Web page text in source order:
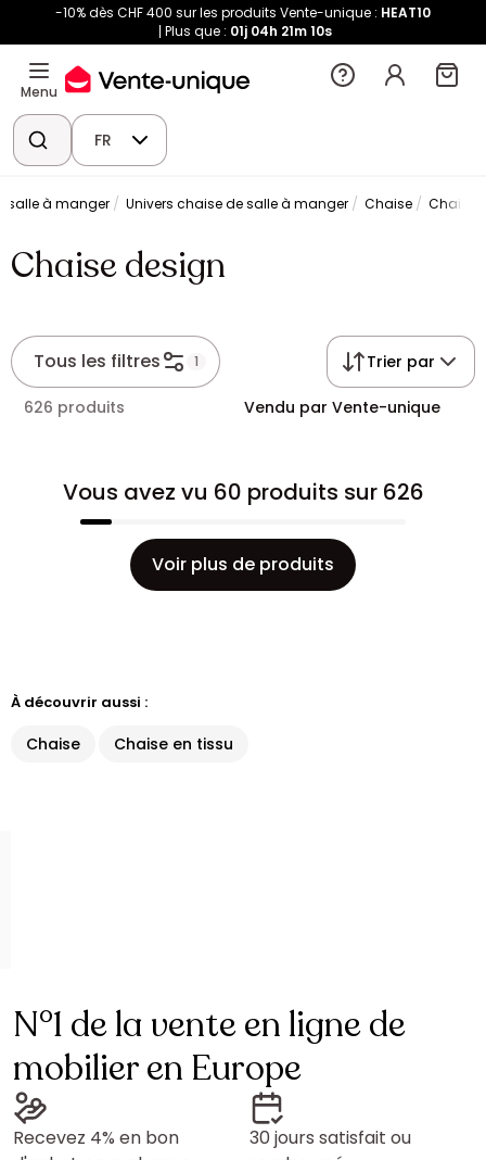
-10% dès CHF 400 sur les produits Vente-unique : HEAT10
Plus que : 01j 04h 21m 10s
Menu
FR
salle à manger Univers chaise de salle à manger Chaise Chaise
Chaise design
Tous les filtres 1 Trier par
626 produits Vendu par Vente-unique
Vous avez vu 60 produits sur 626
Voir plus de produits
À découvrir aussi :
Chaise Chaise en tissu
N°1 de la vente en ligne de
mobilier en Europe
Recevez 4% en bon
30 jours satisfait ou